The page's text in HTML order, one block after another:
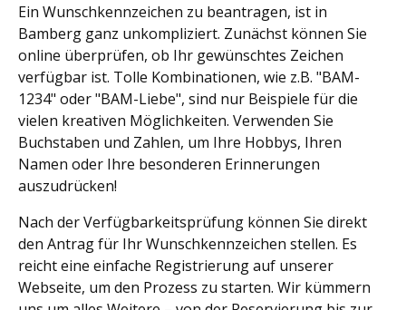
Ein Wunschkennzeichen zu beantragen, ist in
Bamberg ganz unkompliziert. Zunächst können Sie
online überprüfen, ob Ihr gewünschtes Zeichen
verfügbar ist. Tolle Kombinationen, wie z.B. "BAM-
1234" oder "BAM-Liebe", sind nur Beispiele für die
vielen kreativen Möglichkeiten. Verwenden Sie
Buchstaben und Zahlen, um Ihre Hobbys, Ihren
Namen oder Ihre besonderen Erinnerungen
auszudrücken!
Nach der Verfügbarkeitsprüfung können Sie direkt
den Antrag für Ihr Wunschkennzeichen stellen. Es
reicht eine einfache Registrierung auf unserer
Webseite, um den Prozess zu starten. Wir kümmern